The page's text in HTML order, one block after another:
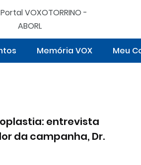
Memória VOX Meu
entrevista
da campanha, Dr.